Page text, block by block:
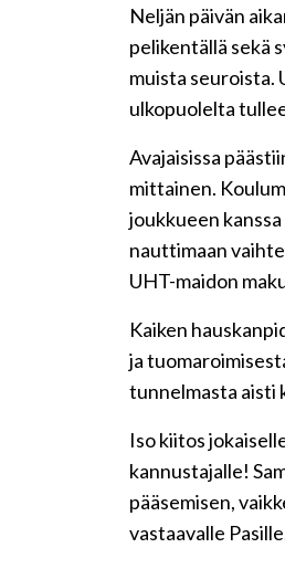
Neljän päivän
pelikentällä sekä
muista seuroista.
ulkopuolelta
Avajaisissa
mittainen.
joukkueen
nauttimaan
UHT-maidon
Kaiken
ja
tunnelmasta aisti
Iso kiitos
kannustajalle!
pääsemisen,
vastaavalle